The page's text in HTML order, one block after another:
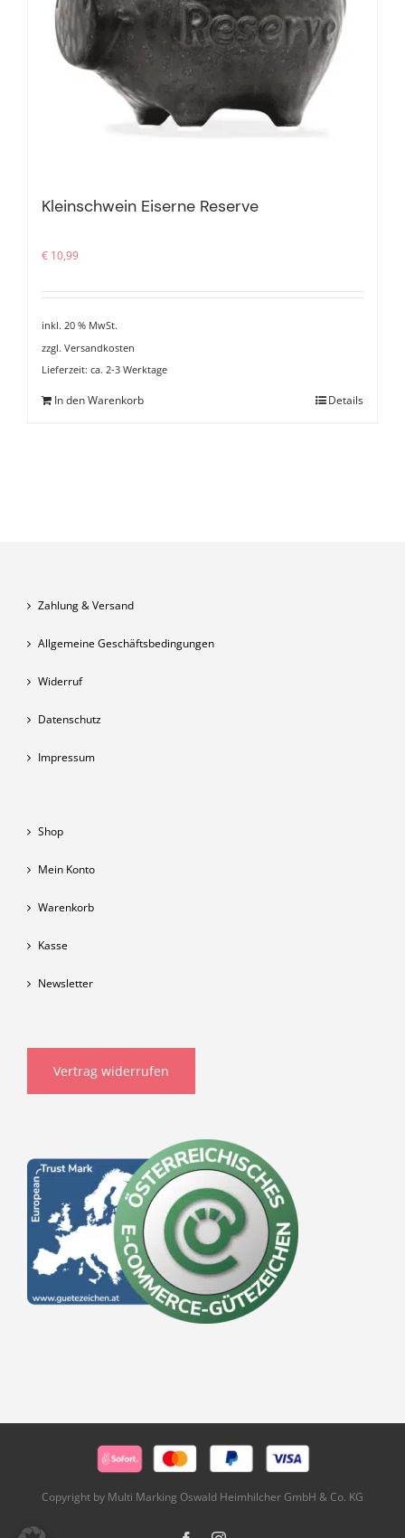
Kleinschwein Eiserne Reserve
€ 10,99
inkl. 20 % MwSt.
zzgl. Versandkosten
Lieferzeit: ca. 2-3 Werktage
In den Warenkorb Details
Zahlung & Versand
Allgemeine Geschäftsbedingungen
Widerruf
Datenschutz
Impressum
Shop
Mein Konto
Warenkorb
Kasse
Newsletter
Vertrag widerrufen
Copyright by Multi Marking Oswald Heimhilcher GmbH & Co. KG